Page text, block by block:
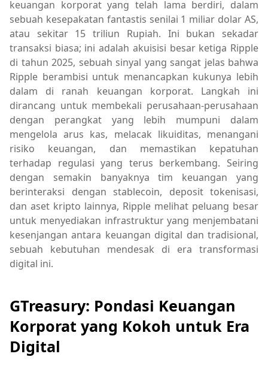
keuangan korporat yang telah lama berdiri, dalam
sebuah kesepakatan fantastis senilai 1 miliar dolar AS,
atau sekitar 15 triliun Rupiah. Ini bukan sekadar
transaksi biasa; ini adalah akuisisi besar ketiga Ripple
di tahun 2025, sebuah sinyal yang sangat jelas bahwa
Ripple berambisi untuk menancapkan kukunya lebih
dalam di ranah keuangan korporat. Langkah ini
dirancang untuk membekali perusahaan-perusahaan
dengan perangkat yang lebih mumpuni dalam
mengelola arus kas, melacak likuiditas, menangani
risiko keuangan, dan memastikan kepatuhan
terhadap regulasi yang terus berkembang. Seiring
dengan semakin banyaknya tim keuangan yang
berinteraksi dengan stablecoin, deposit tokenisasi,
dan aset kripto lainnya, Ripple melihat peluang besar
untuk menyediakan infrastruktur yang menjembatani
kesenjangan antara keuangan digital dan tradisional,
sebuah kebutuhan mendesak di era transformasi
digital ini.
GTreasury: Pondasi Keuangan
Korporat yang Kokoh untuk Era
Digital